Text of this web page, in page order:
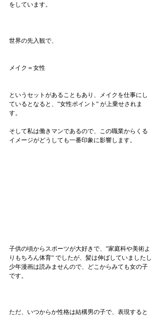
をしています。
世界の先入観で、
メイク＝女性
というセットがあることもあり、メイクを仕事にし
ているとなると、“女性ポイント“ が上乗せされま
す。
そして私は働きマンであるので、この職業からくる
イメージがどうしても一番印象に影響します。
子供の頃からスポーツが大好きで、“家庭科や美術よ
りもちろん体育“ でしたが、髪は伸ばしていましたし
少年漫画は読みませんので、どこからみても女の子
です。
ただ、いつからか性格は結構男の子で、表現すると